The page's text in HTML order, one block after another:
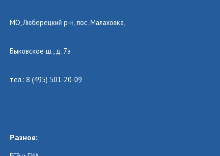
МО, Люберецкий р-н, пос. Малаховка,
Быковское ш., д. 7а
тел.: 8 (495) 501-20-09
Разное: